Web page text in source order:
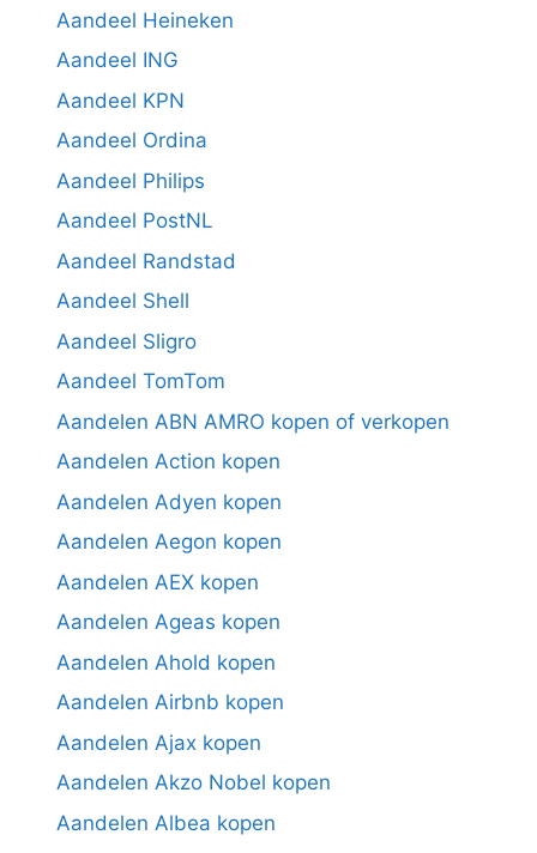
Aandeel Heineken
Aandeel ING
Aandeel KPN
Aandeel Ordina
Aandeel Philips
Aandeel PostNL
Aandeel Randstad
Aandeel Shell
Aandeel Sligro
Aandeel TomTom
Aandelen ABN AMRO kopen of verkopen
Aandelen Action kopen
Aandelen Adyen kopen
Aandelen Aegon kopen
Aandelen AEX kopen
Aandelen Ageas kopen
Aandelen Ahold kopen
Aandelen Airbnb kopen
Aandelen Ajax kopen
Aandelen Akzo Nobel kopen
Aandelen Albea kopen